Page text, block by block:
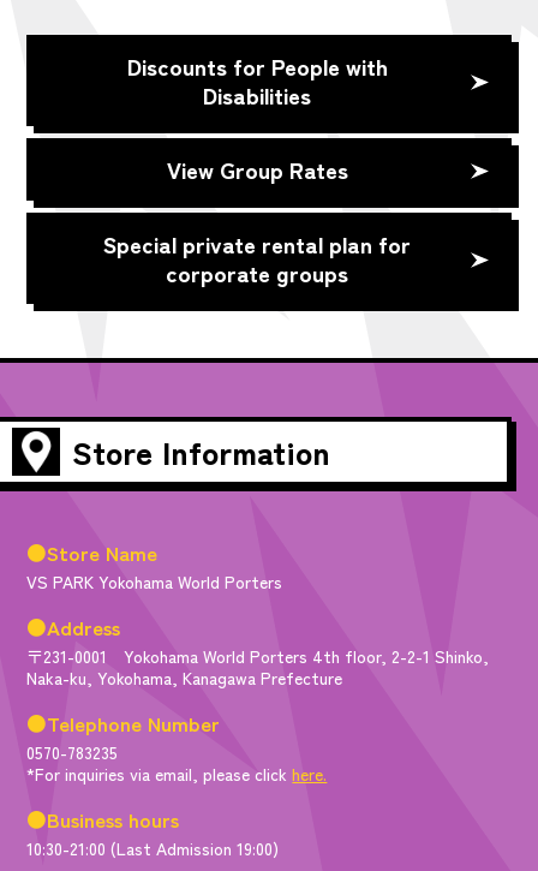
Discounts for People with
Disabilities
View Group Rates
Special private rental plan for
corporate groups
Store Information
●Store Name
VS PARK Yokohama World Porters
●Address
〒231-0001 Yokohama World Porters 4th floor, 2-2-1 Shinko,
Naka-ku, Yokohama, Kanagawa Prefecture
●Telephone Number
0570-783235
*For inquiries via email, please clickhere.
●Business hours
10:30-21:00 (Last Admission 19:00)